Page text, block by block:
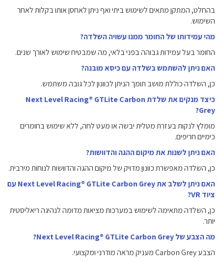
בהחלט, המתקן מתאים לשימוש ביתי ואף ניתן לאחסן אותו בקלות לאחר
השימוש.
מהי עמידותו של החומר ממנו עשויה השלדה?
החומר בעל עמידות גבוהה בפני בלאי, מה שמבטיח שימוש לאורך שנים.
האם ניתן להשתמש בשלדה עם כיסא מובנה?
כן, השלדה כוללת מושב תומך הניתן לכוונון לכל גובה משתמש.
כיצד מנקים את שלדת Next Level Racing® GTLite Carbon
Grey?
מומלץ לנקות בעזרת מטלית יבשה או מעט לחה, ללא שימוש בחומרים
כימיים חריפים.
האם ניתן לשנות את מיקום ההגה והדוושות?
כן, השלדה מאפשרת כוונון מדויק של מיקום ההגה והדוושות לנוחות מירבית.
האם ניתן לשלב את Next Level Racing® GTLite Carbon Grey עם
ציוד VR?
כן, השלדה מתאימה לשימוש במערכות מציאות מדומה לנהיגה ריאליסטית
יותר.
מה הצבע של Next Level Racing® GTLite Carbon Grey?
הצבע Carbon Grey מעניק מראה מודרני ומקצועי.